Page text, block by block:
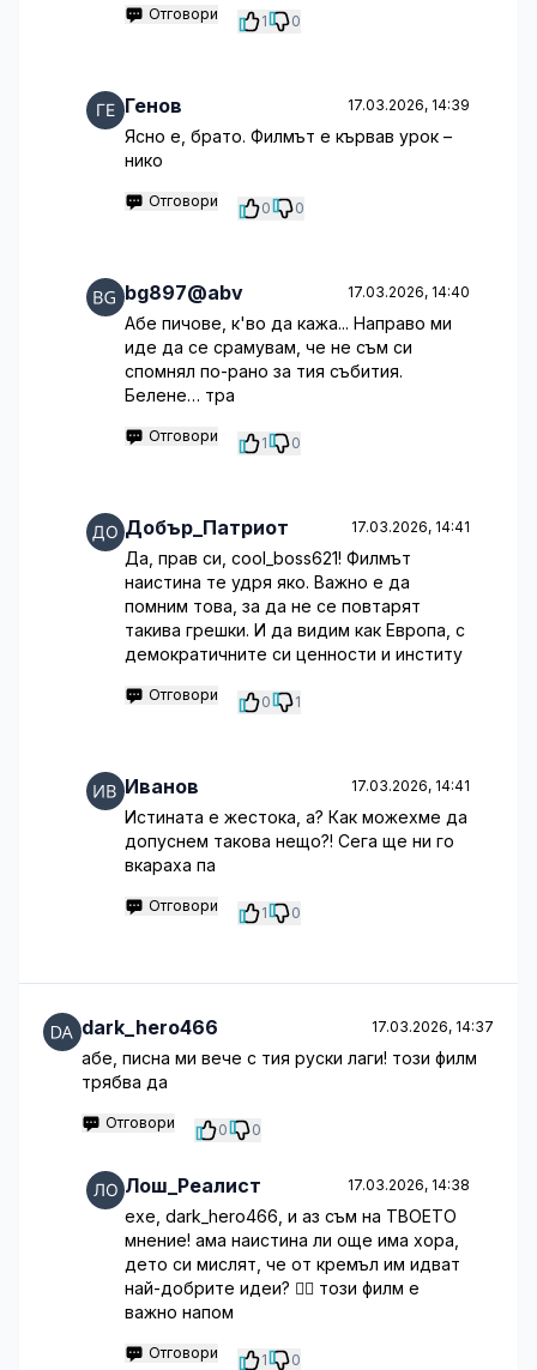
Отговори 1 0
Генов 17.03.2026, 14:39
Ясно е, брато. Филмът е кървав урок –
нико
Отговори 0 0
bg897@abv 17.03.2026, 14:40
Абе пичове, к'во да кажа... Направо ми
иде да се срамувам, че не съм си
спомнял по-рано за тия събития.
Белене… тра
Отговори 1 0
Добър_Патриот 17.03.2026, 14:41
Да, прав си, cool_boss621! Филмът
наистина те удря яко. Важно е да
помним това, за да не се повтарят
такива грешки. И да видим как Европа, с
демократичните си ценности и институ
Отговори 0 1
Иванов 17.03.2026, 14:41
Истината е жестока, а? Как можехме да
допуснем такова нещо?! Сега ще ни го
вкараха па
Отговори 1 0
dark_hero466 17.03.2026, 14:37
абе, писна ми вече с тия руски лаги! този филм
трябва да
Отговори 0 0
Лош_Реалист 17.03.2026, 14:38
ехе, dark_hero466, и аз съм на ТВОЕТО
мнение! ама наистина ли още има хора,
дето си мислят, че от кремъл им идват
най-добрите идеи? 🤦‍♂️ този филм е
важно напом
Отговори 1 0